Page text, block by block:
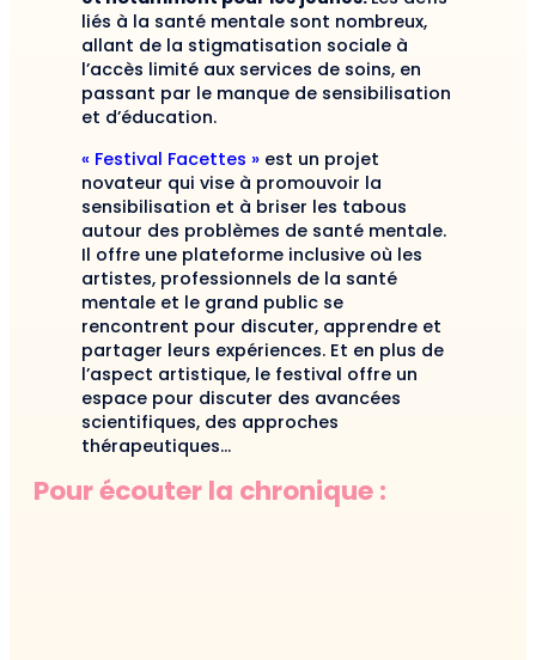
liés à la santé mentale sont nombreux,
allant de la stigmatisation sociale à
l’accès limité aux services de soins, en
passant par le manque de sensibilisation
et d’éducation.
« Festival Facettes » est un projet
novateur qui vise à promouvoir la
sensibilisation et à briser les tabous
autour des problèmes de santé mentale.
Il offre une plateforme inclusive où les
artistes, professionnels de la santé
mentale et le grand public se
rencontrent pour discuter, apprendre et
partager leurs expériences. Et en plus de
l’aspect artistique, le festival offre un
espace pour discuter des avancées
scientifiques, des approches
thérapeutiques…
Pour écouter la chronique :